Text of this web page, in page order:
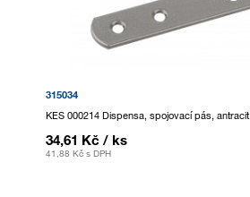
315034
KES 000214 Dispensa, spojovací pás, antracit
34,61 Kč / ks
41,88 Kč s DPH